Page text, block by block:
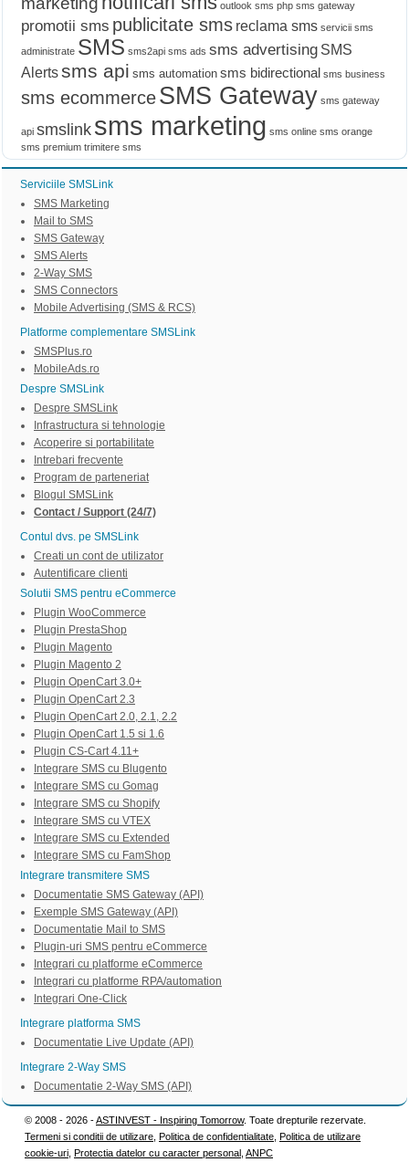
outlook sms php sms gateway
promotii sms publicitate sms reclama sms servicii sms
administrate SMS sms2api sms ads sms advertising SMS
Alertssms api sms automation sms bidirectional sms business
sms ecommerceSMS Gateway sms gateway
api smslinksms marketing sms online sms orange
sms premium trimitere sms
Serviciile SMSLink
SMS Marketing
Mail to SMS
SMS Gateway
SMS Alerts
2-Way SMS
SMS Connectors
Mobile Advertising (SMS & RCS)
Platforme complementare SMSLink
SMSPlus.ro
MobileAds.ro
Despre SMSLink
Despre SMSLink
Infrastructura si tehnologie
Acoperire si portabilitate
Intrebari frecvente
Program de parteneriat
Blogul SMSLink
Contact / Support (24/7)
Contul dvs. pe SMSLink
Creati un cont de utilizator
Autentificare clienti
Solutii SMS pentru eCommerce
Plugin WooCommerce
Plugin PrestaShop
Plugin Magento
Plugin Magento 2
Plugin OpenCart 3.0+
Plugin OpenCart 2.3
Plugin OpenCart 2.0, 2.1, 2.2
Plugin OpenCart 1.5 si 1.6
Plugin CS-Cart 4.11+
Integrare SMS cu Blugento
Integrare SMS cu Gomag
Integrare SMS cu Shopify
Integrare SMS cu VTEX
Integrare SMS cu Extended
Integrare SMS cu FamShop
Integrare transmitere SMS
Documentatie SMS Gateway (API)
Exemple SMS Gateway (API)
Documentatie Mail to SMS
Plugin-uri SMS pentru eCommerce
Integrari cu platforme eCommerce
Integrari cu platforme RPA/automation
Integrari One-Click
Integrare platforma SMS
Documentatie Live Update (API)
Integrare 2-Way SMS
Documentatie 2-Way SMS (API)
© 2008 - 2026 -ASTINVEST - Inspiring Tomorrow. Toate drepturile rezervate.
Termeni si conditii de utilizare Politica de confidentialitate Politica de utilizare
cookie-uri Protectia datelor cu caracter personal ANPC